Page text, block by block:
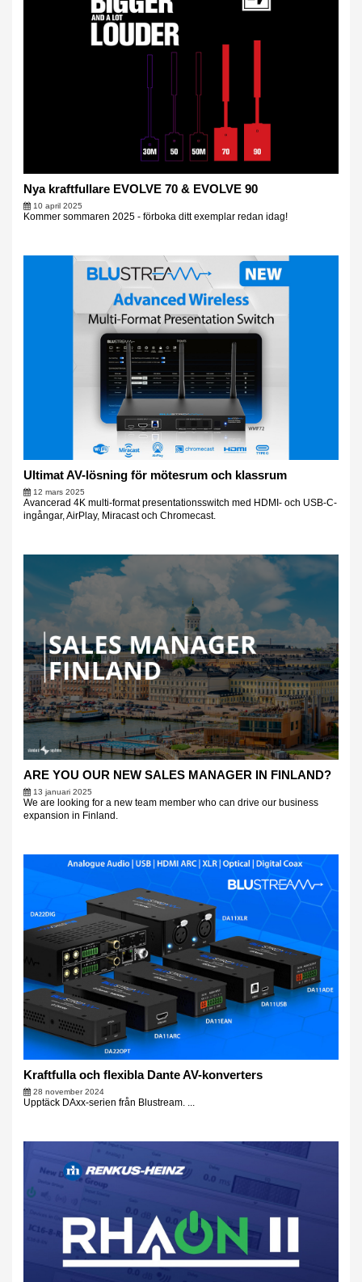
Nya kraftfullare EVOLVE 70 & EVOLVE 90
10 april 2025
Kommer sommaren 2025 - förboka ditt exemplar redan idag!
Ultimat AV-lösning för mötesrum och klassrum
12 mars 2025
Avancerad 4K multi-format presentationsswitch med HDMI- och USB-C-
ingångar, AirPlay, Miracast och Chromecast.
ARE YOU OUR NEW SALES MANAGER IN FINLAND?
13 januari 2025
We are looking for a new team member who can drive our business
expansion in Finland.
Kraftfulla och flexibla Dante AV-konverters
28 november 2024
Upptäck DAxx-serien från Blustream. ...